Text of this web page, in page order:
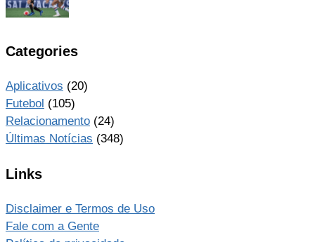
Categories
Aplicativos (20)
Futebol (105)
Relacionamento (24)
Últimas Notícias (348)
Links
Disclaimer e Termos de Uso
Fale com a Gente